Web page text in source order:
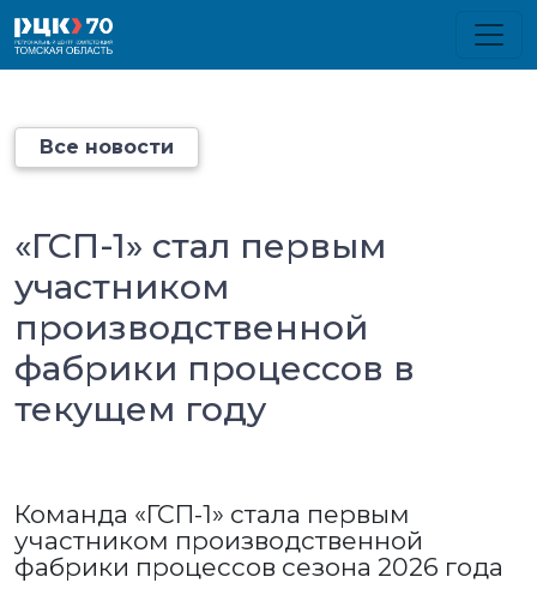
Все новости
«ГСП-1» стал первым
участником
производственной
фабрики процессов в
текущем году
Команда «ГСП-1» стала первым
участником производственной
фабрики процессов сезона 2026 года